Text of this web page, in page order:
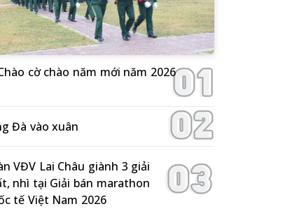
cờ chào năm mới năm 2026
Đà vào xuân
VĐV Lai Châu giành 3 giải
nhì tại Giải bán marathon
tế Việt Nam 2026